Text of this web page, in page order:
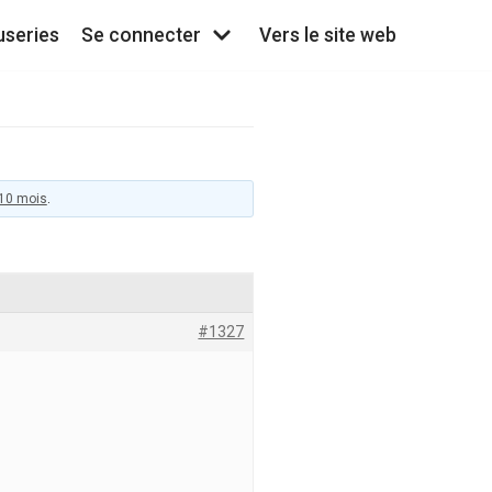
Se connecter Vers le site web
mois.
#1327